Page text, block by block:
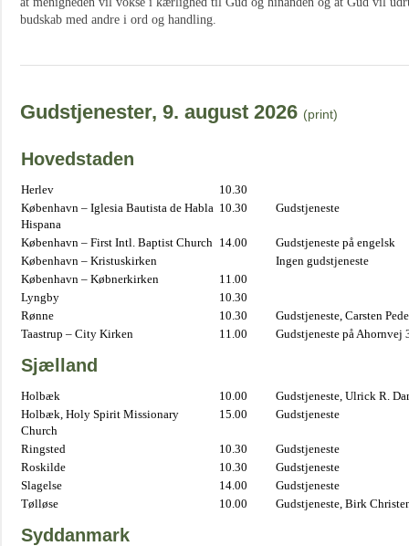
budskab med andre i ord og handling.
Gudstjenester, 9. august 2026 (print)
Hovedstaden
Herlev
10.30
København – Iglesia Bautista de Habla
Hispana
10.30 Gudstjeneste
København – First Intl. Baptist Church 14.00
Gudstjeneste på engelsk
København – Kristuskirken
Ingen gudstjeneste
København – Købnerkirken
11.00
Lyngby
10.30
Rønne
10.30
Gudstjeneste, Carsten
Taastrup – City Kirken
11.00 Gudstjeneste på Ahornvej
Sjælland
Holbæk 10.00
Gudstjeneste, Ulrick R.
Holbæk, Holy Spirit Missionary
Church
15.00 Gudstjeneste
Ringsted 10.30
Gudstjeneste
Roskilde
10.30
Gudstjeneste
Slagelse
14.00
Gudstjeneste
Tølløse
10.00 Gudstjeneste, Birk
Syddanmark